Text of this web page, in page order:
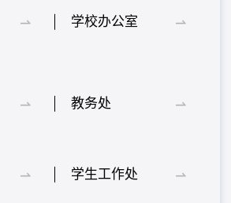
学校办公室
教务处
学生工作处